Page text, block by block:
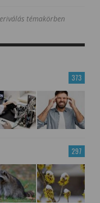
témakörben
373
297